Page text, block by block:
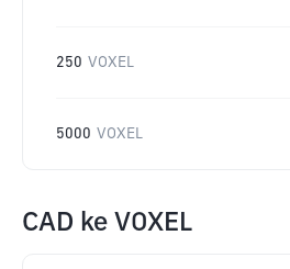
250 VOXEL
5000 VOXEL
CAD ke VOXEL